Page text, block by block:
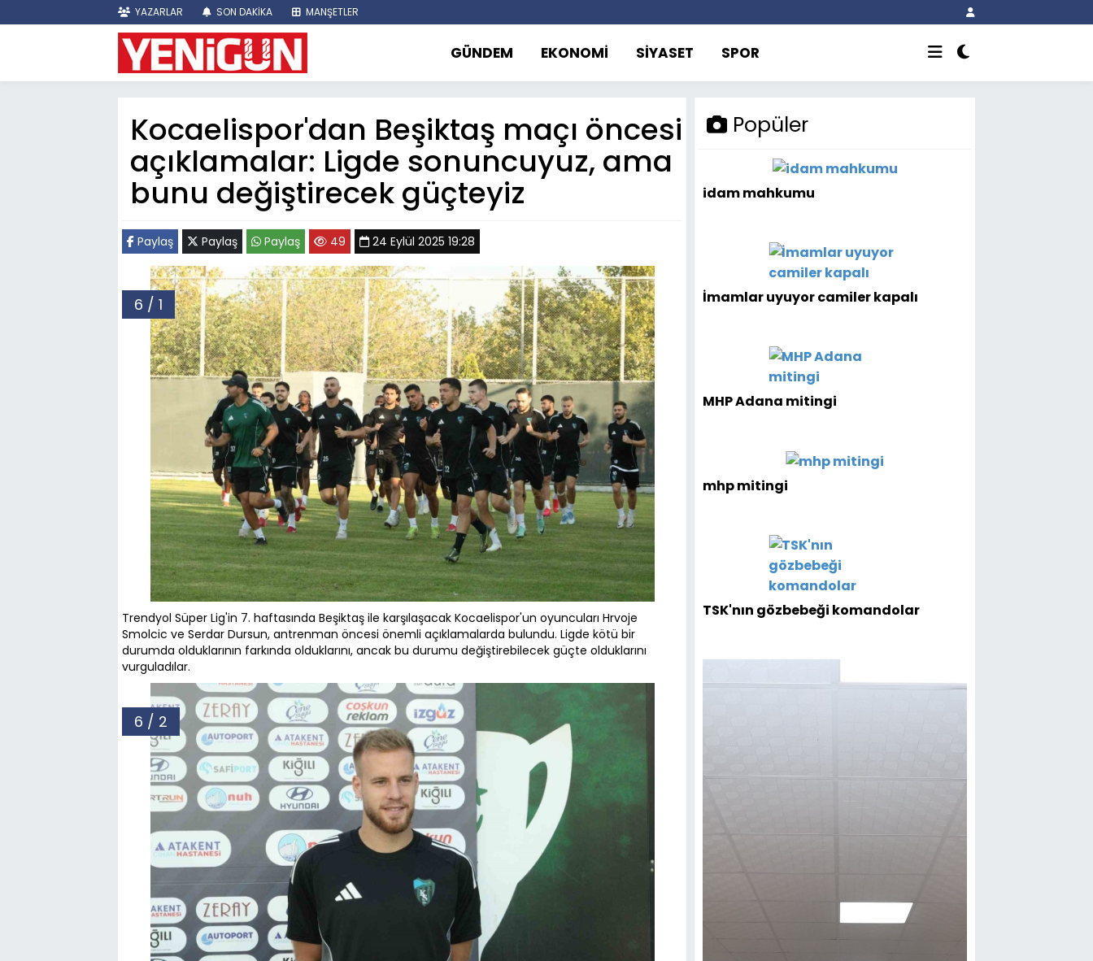
YAZARLAR SON DAKİKA MANŞETLER
GÜNDEM EKONOMİ SİYASET SPOR
Kocaelispor'dan Beşiktaş maçı öncesi
açıklamalar: Ligde sonuncuyuz, ama
bunu değiştirecek güçteyiz
Paylaş Paylaş Paylaş 49 24 Eylül 2025 19:28
6 / 1
Trendyol Süper Lig'in 7. haftasında Beşiktaş ile karşılaşacak Kocaelispor'un oyuncuları Hrvoje
Smolcic ve Serdar Dursun, antrenman öncesi önemli açıklamalarda bulundu. Ligde kötü bir
durumda olduklarının farkında olduklarını, ancak bu durumu değiştirebilecek güçte olduklarını
vurguladılar.
6 / 2
Popüler
idam mahkumu
İmamlar uyuyor camiler kapalı
MHP Adana mitingi
mhp mitingi
TSK'nın gözbebeği komandolar